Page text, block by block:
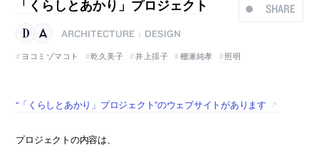
SHARE
「くらしとあかり」プロジェクト
ARCHITECTURE
DESIGN
ヨコミゾマコト
乾久美子 井上揺子 棚瀬純孝 照明
“「くらしとあかり」プロジェクト”のウェブサイトがあります
プロジェクトの内容は、